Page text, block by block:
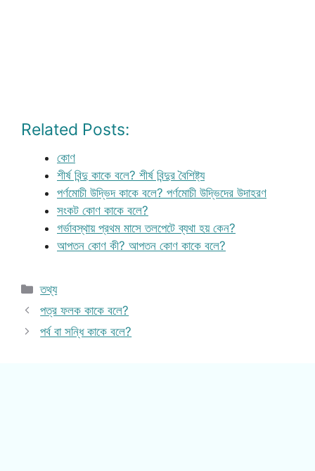
Related Posts:
কোণ
শীর্ষ বিন্দু কাকে বলে? শীর্ষ বিন্দুর বৈশিষ্ট্য
পর্ণমোচী উদ্ভিদ কাকে বলে? পর্ণমোচী উদ্ভিদের উদাহরণ
সংকট কোণ কাকে বলে?
গর্ভাবস্থায় প্রথম মাসে তলপেটে ব্যথা হয় কেন?
আপতন কোণ কী? আপতন কোণ কাকে বলে?
Categories
তথ্য
পত্র ফলক কাকে বলে?
পর্ব বা সন্ধি কাকে বলে?